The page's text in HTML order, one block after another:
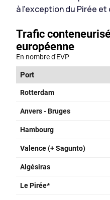
à l’exception du Pirée et